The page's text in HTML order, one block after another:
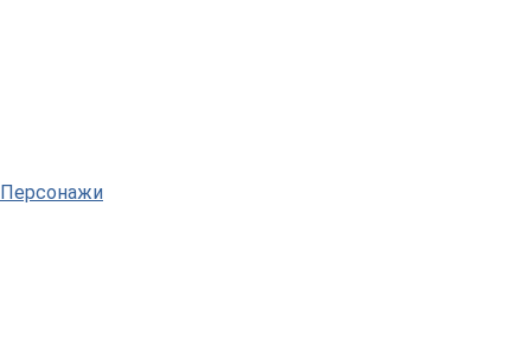
Персонажи